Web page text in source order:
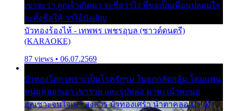
เขาจะว่า ลูกเจ้าเกิดมา จะชื่อว่าไง พี่ขอเป็นเพื่อนปลอบใจ
จะตั้งชื่อให้ ว่าไอ้บังเอิญ
บัวทองร้องไห้ - เทพพร เพชรอุบล (ซาวด์ดนตรี)
(KARAOKE)
87 views • 06.07.2569
บัวทองโศก เพราะเป็นโรครักรุม ในอกกลัดกลุ้ม โดนแฟน
หนุ่มหลอกเอา เขารวย และรูปหล่อ มาพะเน้าพะนอ
ออเซาะจนใจเบา สงสาร บัวทองเศร้า น้ำตาคลอเบ้า เฝ้า